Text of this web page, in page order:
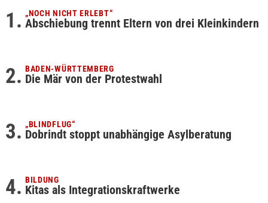
„NOCH NICHT ERLEBT“
Abschiebung trennt Eltern von drei Kleinkindern
BADEN-WÜRTTEMBERG
Die Mär von der Protestwahl
„BLINDFLUG“
Dobrindt stoppt unabhängige Asylberatung
BILDUNG
Kitas als Integrationskraftwerke